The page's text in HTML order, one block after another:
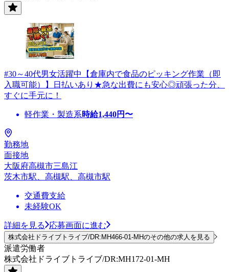
#30～40代男女活躍中【倉庫内で食品のピッキング作業（即
入職可能）】日払いあり★急な出費にも安心◎頑張った分、
すぐに手元に！
軽作業・製造系時給1,440円〜
勤務地
面接地
大阪府高槻市三島江
茨木市駅、高槻駅、高槻市駅
交通費支給
未経験OK
詳細を見る 応募画面に進む
株式会社ドライブトライブ/DR:MH466-01-MHのその他の求人を見る
派遣労働者
株式会社ドライブトライブ/DR:MH172-01-MH